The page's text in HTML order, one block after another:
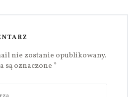
nie zostanie opublikowany.
są oznaczone *